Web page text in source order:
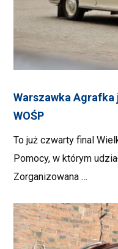
Warszawka
WOŚP
To już czwarty final
Pomocy, w którym
Zorganizowana …